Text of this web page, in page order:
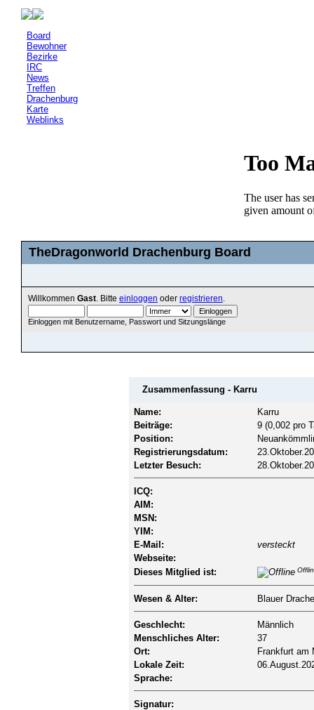
Board
Bewohner
Bezirke
IRC
News
Treffen
Drachenburg
Karte
Weblinks
TheDragonworld Drachenburg Board
Willkommen Gast . Bitte einloggen oder registrieren
Einloggen mit Benutzername, Passwort und Sitzungslänge
Zusammenfassung - Karru
Name:
Karru
Beiträge:
9 (0,002 pro
Position:
Registrierungsdatum:
Letzter Besuch:
ICQ:
AIM:
MSN:
YIM:
E-Mail:
versteckt
Webseite:
Dieses Mitglied ist:
Wesen & Alter: Blauer
Geschlecht:
Männlich
Menschliches Alter:
37
Ort:
Frankfurt am
Lokale Zeit:
Sprache:
Signatur: